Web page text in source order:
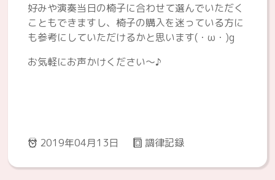
好みや演奏当日の椅子に合わせて選んでいただく
こともできますし、椅子の購入を迷っている方に
も参考にしていただけるかと思います(・ω・)g
お気軽にお声かけください～♪
2019年04月13日 調律記録